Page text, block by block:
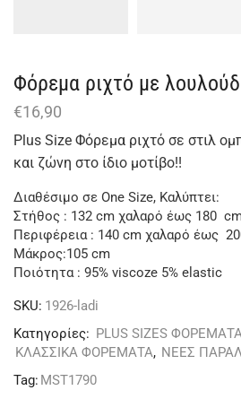
Φόρεμα ριχτό με
€16,90
Plus Size Φόρεμα ριχτό σε στιλ
και ζώνη στο ίδιο μοτίβο!!
Διαθέσιμο σε One Size, Καλύπτει:
Στήθος : 132 cm χαλαρό έως 180
Περιφέρεια : 140 cm χαλαρό έως
Μάκρος:105 cm
Ποιότητα : 95% viscoze 5% elastic
SKU: 1926-ladi
Κατηγορίες: PLUS SIZES
ΚΛΑΣΣΙΚΑ ΦΟΡΕΜΑΤΑ, ΝΕΕΣ
Tag: MST1790